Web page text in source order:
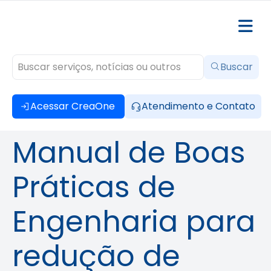
Acessar CreaOne Atendimento e Contato
Buscar
Manual de Boas
Práticas de
Engenharia para
redução de